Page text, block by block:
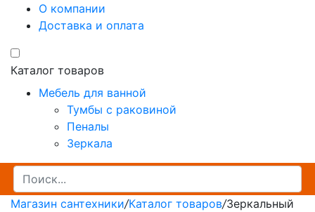
Каталог товаров
Мебель для ванной
Тумбы с раковиной
Пеналы
Зеркала
О компании
Доставка и оплата
Магазин сантехники/Каталог товаров/Зеркальный